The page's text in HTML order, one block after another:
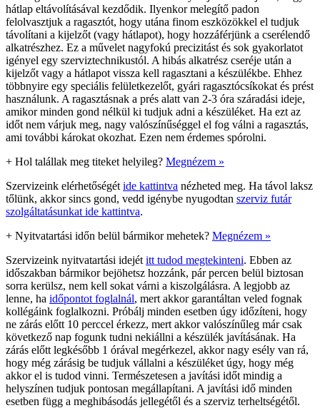
hátlap eltávolításával kezdődik. Ilyenkor melegítő padon
felolvasztjuk a ragasztót, hogy utána finom eszközökkel el tudjuk
távolítani a kijelzőt (vagy hátlapot), hogy hozzáférjünk a cserélendő
alkatrészhez. Ez a művelet nagyfokú precizitást és sok gyakorlatot
igényel egy szerviztechnikustól. A hibás alkatrész cseréje után a
kijelzőt vagy a hátlapot vissza kell ragasztani a készülékbe. Ehhez
többnyire egy speciális felületkezelőt, gyári ragasztócsíkokat és prést
használunk. A ragasztásnak a prés alatt van 2-3 óra száradási ideje,
amikor minden gond nélkül ki tudjuk adni a készüléket. Ha ezt az
időt nem várjuk meg, nagy valószínűséggel el fog válni a ragasztás,
ami további károkat okozhat. Ezen nem érdemes spórolni.
+ Hol talállak meg titeket helyileg? Megnézem »
Szervizeink elérhetőségét ide kattintva nézheted meg. Ha távol laksz
tőlünk, akkor sincs gond, vedd igénybe nyugodtan szerviz futár
szolgáltatásunkat ide kattintva.
+ Nyitvatartási időn belül bármikor mehetek? Megnézem »
Szervizeink nyitvatartási idejét itt tudod megtekinteni. Ebben az
időszakban bármikor bejöhetsz hozzánk, pár percen belül biztosan
sorra kerülsz, nem kell sokat várni a kiszolgálásra. A legjobb az
lenne, ha időpontot foglalnál, mert akkor garantáltan veled fognak
kollégáink foglalkozni. Próbálj minden esetben úgy időzíteni, hogy
ne zárás előtt 10 perccel érkezz, mert akkor valószínűleg már csak
következő nap fogunk tudni nekiállni a készülék javításának. Ha
zárás előtt legkésőbb 1 órával megérkezel, akkor nagy esély van rá,
hogy még zárásig be tudjuk vállalni a készüléket úgy, hogy még
akkor el is tudod vinni. Természetesen a javítási időt mindig a
helyszínen tudjuk pontosan megállapítani. A javítási idő minden
esetben függ a meghibásodás jellegétől és a szerviz terheltségétől.